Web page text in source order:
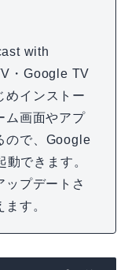
with
・Google TV
めインストー
ム画面やアプ
ので、Google
できます。
ップデートさ
す。